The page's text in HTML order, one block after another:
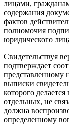
лицами,
содержания
фактов
полномочия
юридического
Свидетельствуя
подтверждает
представленному
выписки
которого
отдельных, не
должна
определенному